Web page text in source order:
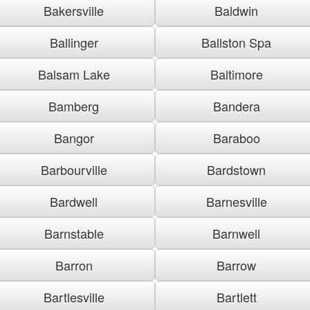
Bakersville
Baldwin
Ballinger
Ballston Spa
Balsam Lake
Baltimore
Bamberg
Bandera
Bangor
Baraboo
Barbourville
Bardstown
Bardwell
Barnesville
Barnstable
Barnwell
Barron
Barrow
Bartlesville
Bartlett